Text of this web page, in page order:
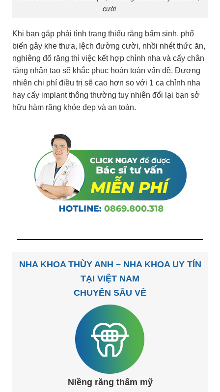
cười.
Khi bạn gặp phải tình trạng thiếu răng bẩm sinh, phổ
biến gây khe thưa, lệch đường cười, nhồi nhét thức ăn,
nghiêng đổ răng thì việc kết hợp chỉnh nha và cấy chân
răng nhân tạo sẽ khắc phục hoàn toàn vấn đề. Đương
nhiên chi phí điều trị sẽ cao hơn so với 1 ca chỉnh nha
hay cấy implant thông thường tuy nhiên đổi lại bạn sở
hữu hàm răng khỏe đẹp và an toàn.
NHA KHOA THÙY ANH – NHA KHOA UY TÍN
TẠI VIỆT NAM
CHUYÊN SÂU VỀ
Niềng răng thẩm mỹ